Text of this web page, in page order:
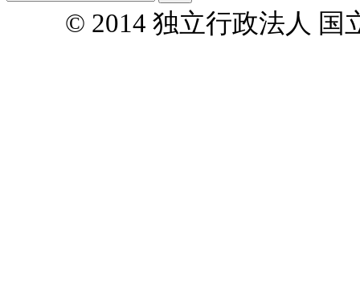
© 2014 独立行政法人 国